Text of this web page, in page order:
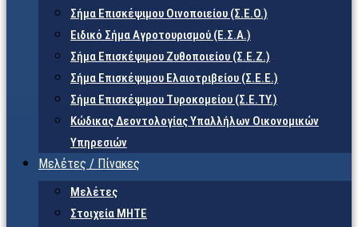
Σήμα Επισκέψιμου Οινοποιείου (Σ.Ε.Ο.)
Ειδικό Σήμα Αγροτουρισμού (Ε.Σ.Α.)
Σήμα Επισκέψιμου Ζυθοποιείου (Σ.Ε.Ζ.)
Σήμα Επισκέψιμου Ελαιοτριβείου (Σ.Ε.Ε.)
Σήμα Επισκέψιμου Τυροκομείου (Σ.Ε.TY.)
Κώδικας Δεοντολογίας Υπαλλήλων Οικονομικών
Υπηρεσιών
Μελέτες / Πίνακες
Μελέτες
Στοιχεία ΜΗΤΕ